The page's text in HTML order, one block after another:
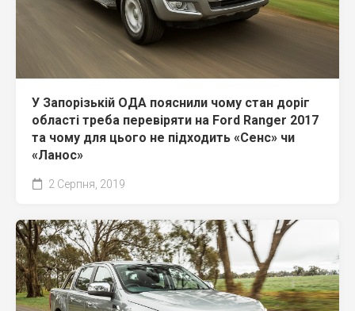
У Запорізькій ОДА пояснили чому стан доріг
області треба перевіряти на Ford Ranger 2017
та чому для цього не підходить «Сенс» чи
«Ланос»
2 Серпня, 2019